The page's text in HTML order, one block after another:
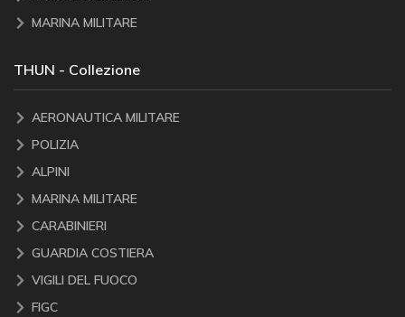
MARINA MILITARE
THUN - Collezione
AERONAUTICA MILITARE
POLIZIA
ALPINI
MARINA MILITARE
CARABINIERI
GUARDIA COSTIERA
VIGILI DEL FUOCO
FIGC